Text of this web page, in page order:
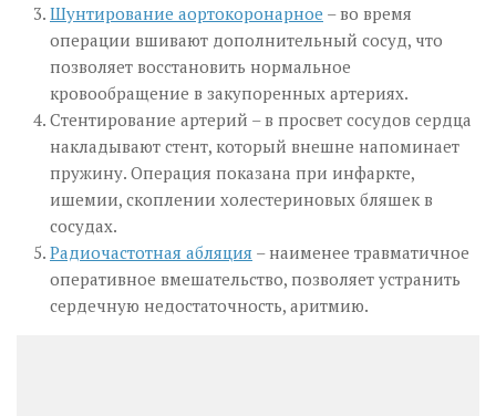
Шунтирование аортокоронарное – во время
операции вшивают дополнительный сосуд, что
позволяет восстановить нормальное
кровообращение в закупоренных артериях.
Стентирование артерий – в просвет сосудов сердца
накладывают стент, который внешне напоминает
пружину. Операция показана при инфаркте,
ишемии, скоплении холестериновых бляшек в
сосудах.
Радиочастотная абляция – наименее травматичное
оперативное вмешательство, позволяет устранить
сердечную недостаточность, аритмию.